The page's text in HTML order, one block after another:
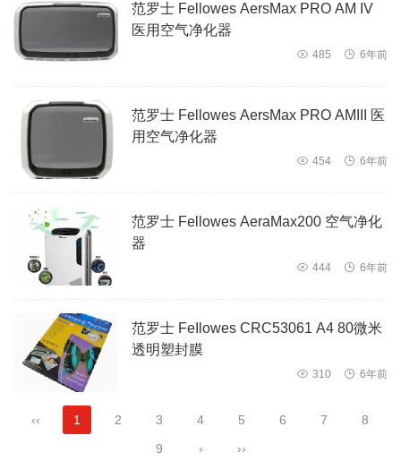
范罗士 Fellowes AersMax PRO AM IV
医用空气净化器
 485  6年前
范罗士 Fellowes AersMax PRO AMIII 医
用空气净化器
 454  6年前
范罗士 Fellowes AeraMax200 空气净化
器
 444  6年前
范罗士 FeIlowes CRC53061 A4 80微米
透明塑封膜
 310  6年前
‹‹ 1 2 3 4 5 6 7
8
9
› ››